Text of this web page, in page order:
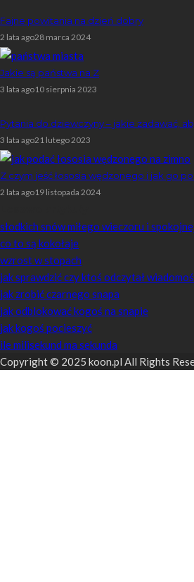
Fajne powitania na dzień dobry
2 lata ago28 marca 2024
Jakie są państwa na Z
3 lata ago10 sierpnia 2023
Pytania do dziewczyny – jakie zadawać,
3 lata ago21 lutego 2023
Z czym jeść łososia wędzonego i jak go
2 lata ago19 listopada 2024
słodkich snów miłego wieczoru i
co to są kokołaje
wzrost w stopach
jak sprawdzić czy ktoś odczytał
jak zrobić czarnego snapa
jak odblokować kogoś na snapie
jak kogoś pocieszyć
ile milisekund ma sekunda
Copyright © 2025 koon.pl All Rights